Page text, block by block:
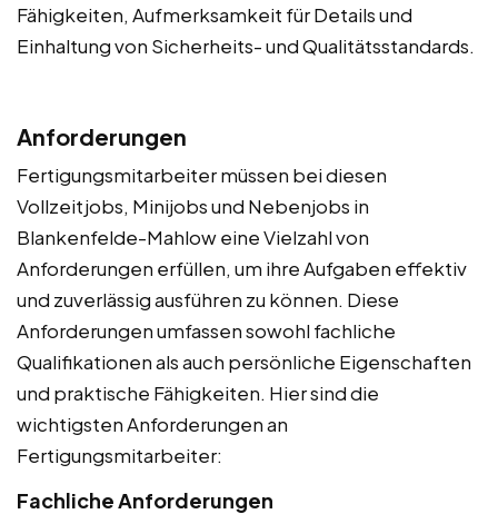
Fähigkeiten, Aufmerksamkeit für Details und
Einhaltung von Sicherheits- und Qualitätsstandards.
Anforderungen
Fertigungsmitarbeiter müssen bei diesen
Vollzeitjobs, Minijobs und Nebenjobs in
Blankenfelde-Mahlow eine Vielzahl von
Anforderungen erfüllen, um ihre Aufgaben effektiv
und zuverlässig ausführen zu können. Diese
Anforderungen umfassen sowohl fachliche
Qualifikationen als auch persönliche Eigenschaften
und praktische Fähigkeiten. Hier sind die
wichtigsten Anforderungen an
Fertigungsmitarbeiter:
Fachliche Anforderungen